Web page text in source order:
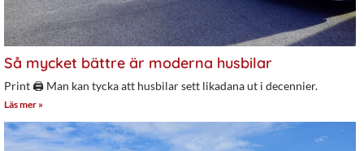
Så mycket bättre är moderna husbilar
Print 🖨 Man kan tycka att husbilar sett likadana ut i decennier.
Läs mer »